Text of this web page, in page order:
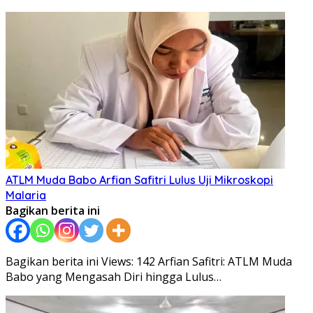
ATLM Muda Babo Arfian Safitri Lulus Uji Mikroskopi
Malaria
Bagikan berita ini
Bagikan berita ini Views: 142 Arfian Safitri: ATLM Muda
Babo yang Mengasah Diri hingga Lulus…